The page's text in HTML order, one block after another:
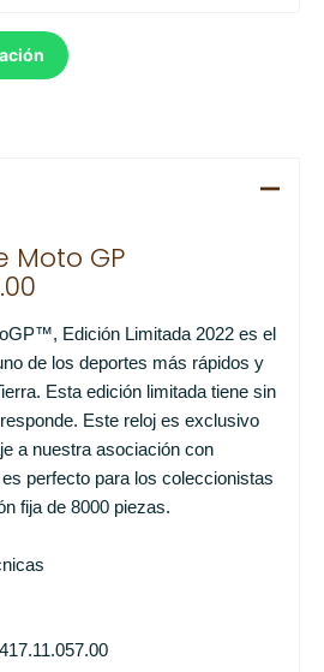
Moto GP
Edición Limitada 2022 es el
de los deportes más rápidos y
Esta edición limitada tiene sin
Este reloj es exclusivo
a nuestra asociación con
perfecto para los coleccionistas
fija de 8000 piezas.